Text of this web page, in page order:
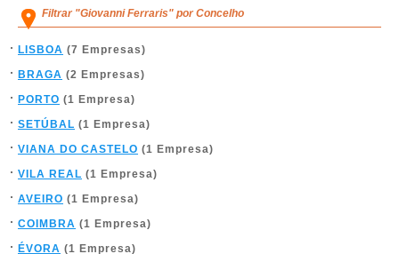
Filtrar "Giovanni Ferraris" por Concelho
LISBOA (7 Empresas)
BRAGA (2 Empresas)
PORTO (1 Empresa)
SETÚBAL (1 Empresa)
VIANA DO CASTELO (1 Empresa)
VILA REAL (1 Empresa)
AVEIRO (1 Empresa)
COIMBRA (1 Empresa)
ÉVORA (1 Empresa)